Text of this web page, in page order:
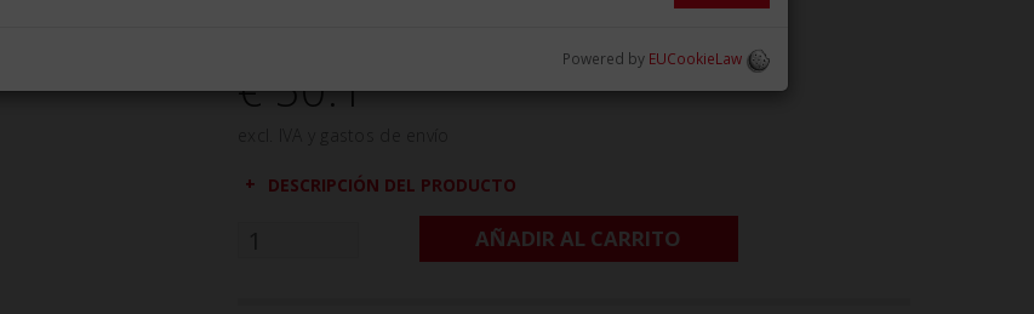
€ 50.1
DESCRIPCIÓN DEL PRODUCTO
AÑADIR AL CARRITO
Powered by EUCookieLaw